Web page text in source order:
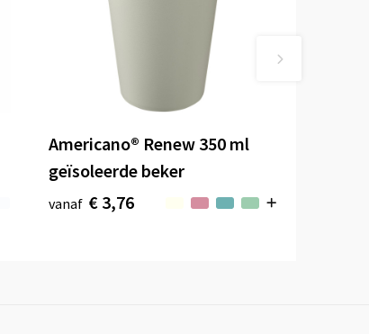
Americano®­­ Renew 350 ml
geïsoleerde beker
vanaf € 3,76